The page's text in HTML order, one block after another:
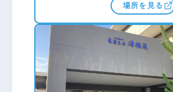
場所を見る